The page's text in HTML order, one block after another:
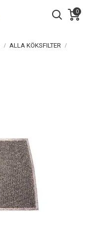
0
ALLA KÖKSFILTER